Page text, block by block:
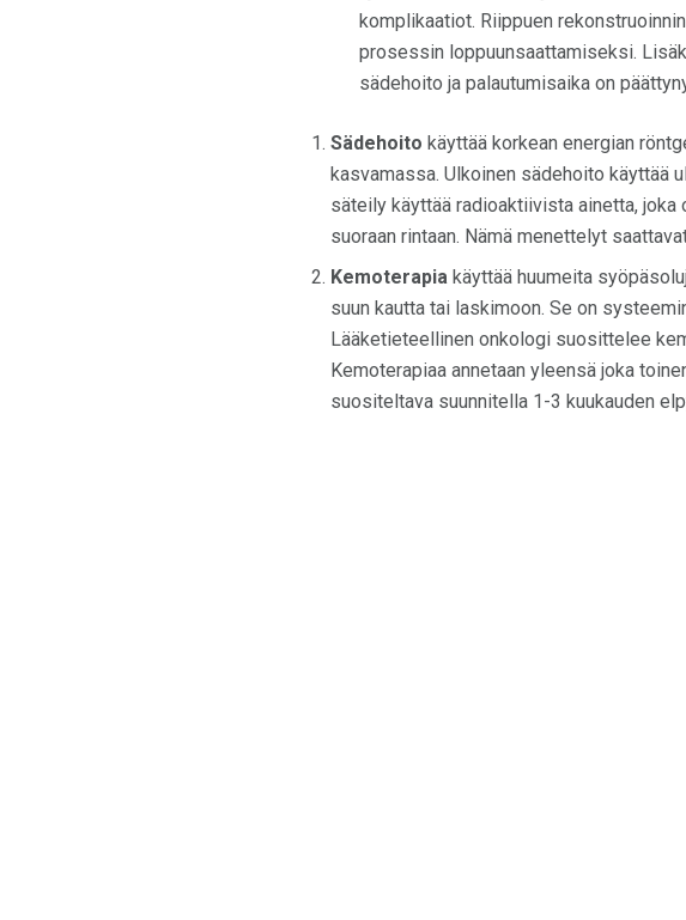
komplikaatiot. Riippuen
prosessin loppuunsaattamiseksi.
sädehoito ja palautumisaika on
Sädehoito käyttää korkean energian
kasvamassa. Ulkoinen sädehoito käyttää
säteily käyttää radioaktiivista ainetta,
suoraan rintaan. Nämä menettelyt
Kemoterapia käyttää huumeita
suun kautta tai laskimoon. Se on
Lääketieteellinen onkologi suosittelee
Kemoterapiaa annetaan yleensä joka
suositeltava suunnitella 1-3 kuukauden